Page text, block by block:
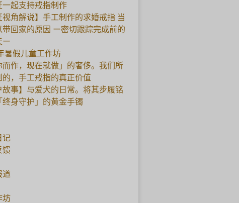
一起支持戒指制作
视角解说】手工制作的求婚戒指 当
带回家的原因 ー密切跟踪完成前的
ー
暑假儿童工作坊
而作，现在就做」的奢侈。我们所
的，手工戒指的真正价值
故事】与爱犬的日常。将其步履铭
终身守护」的黄金手镯
记
馈
道
坊